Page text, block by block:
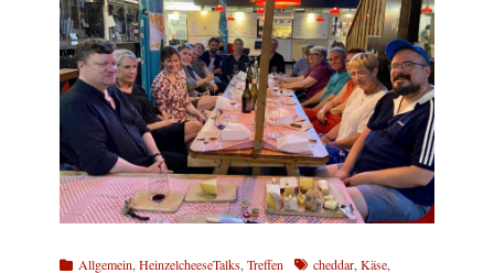
Kategorien
Allgemein HeinzelcheeseTalks Treffen Schlagworte
cheddar Käse